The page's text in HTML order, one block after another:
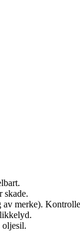
skade.
merke).
oljesil.